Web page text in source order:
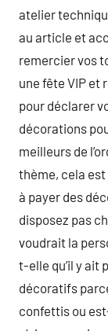
atelier
au article et
remercier vos
une fête VIP et
pour déclarer
décorations
meilleurs de
thème, cela
à payer des
disposez pas
voudrait la
t-elle qu’il y ait
décoratifs
confettis ou